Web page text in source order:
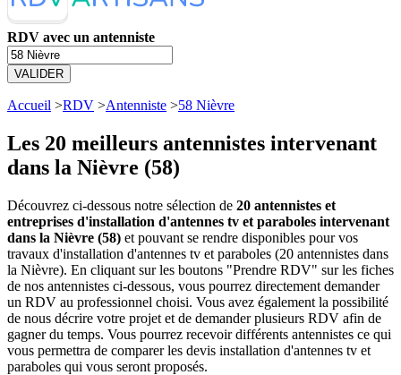
RDV avec un antenniste
VALIDER
Accueil >RDV >Antenniste >58 Nièvre
Les 20 meilleurs antennistes intervenant
dans la Nièvre (58)
Découvrez ci-dessous notre sélection de 20 antennistes et
entreprises d'installation d'antennes tv et paraboles intervenant
dans la Nièvre (58) et pouvant se rendre disponibles pour vos
travaux d'installation d'antennes tv et paraboles (20 antennistes dans
la Nièvre). En cliquant sur les boutons "Prendre RDV" sur les fiches
de nos antennistes ci-dessous, vous pourrez directement demander
un RDV au professionnel choisi. Vous avez également la possibilité
de nous décrire votre projet et de demander plusieurs RDV afin de
gagner du temps. Vous pourrez recevoir différents antennistes ce qui
vous permettra de comparer les devis installation d'antennes tv et
paraboles qui vous seront proposés.